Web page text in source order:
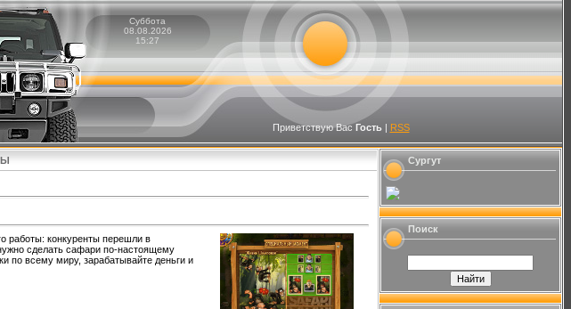
Суббота
08.08.2026
15:27
Приветствую Вас Гость| RSS
работы: конкуренты перешли в
сделать сафари по-настоящему
по всему миру, зарабатывайте деньги и
Сургут
Поиск